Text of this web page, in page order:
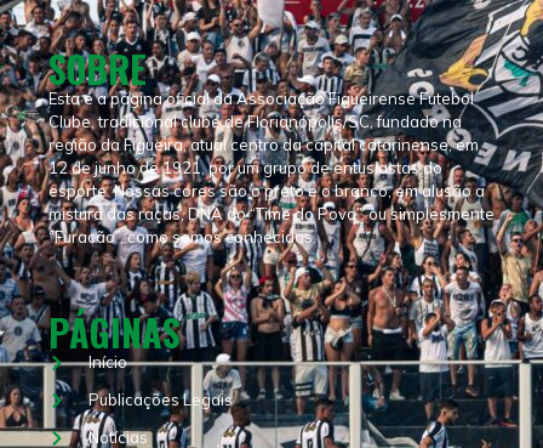
SOBRE
Esta é a página oficial da Associação Figueirense Futebol
Clube, tradicional clube de Florianópolis/SC, fundado na
região da Figueira, atual centro da capital catarinense, em
12 de junho de 1921, por um grupo de entusiastas do
esporte. Nossas cores são o preto e o branco, em alusão a
mistura das raças, DNA do “Time do Povo”, ou simplesmente
“Furacão”, como somos conhecidos.
PÁGINAS
Início
Publicações Legais
Notícias